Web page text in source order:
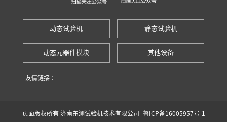
动态试验机 静态试验机
动态元器件模块 其他设备
友情链接：
页面版权所有 济南东测试验机技术有限公司 鲁ICP备16005957号-1